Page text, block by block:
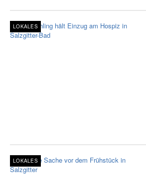
LOKALES
LOKALES